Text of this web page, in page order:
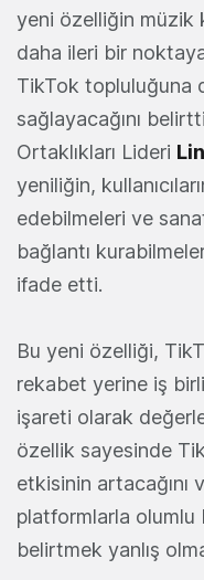
yeni özelliğin müzik
daha ileri bir noktaya
TikTok topluluğuna
sağlayacağını
Ortaklıkları Lideri
yeniliğin,
edebilmeleri ve
bağlantı
ifade etti.
Bu yeni özelliği,
rekabet yerine iş
işareti olarak
özellik sayesinde
etkisinin
platformlarla olumlu
belirtmek yanlış